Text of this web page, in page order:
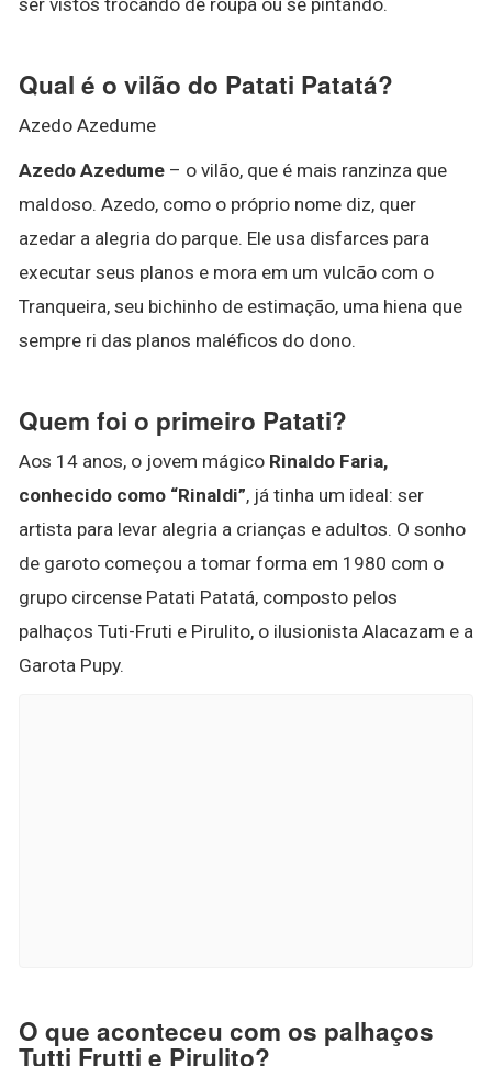
Qual é o vilão do Patati Patatá?
Azedo Azedume
Azedo Azedume – o vilão, que é mais ranzinza que
maldoso. Azedo, como o próprio nome diz, quer
azedar a alegria do parque. Ele usa disfarces para
executar seus planos e mora em um vulcão com o
Tranqueira, seu bichinho de estimação, uma hiena que
sempre ri das planos maléficos do dono.
Quem foi o primeiro Patati?
Aos 14 anos, o jovem mágico Rinaldo Faria,
conhecido como “Rinaldi”, já tinha um ideal: ser
artista para levar alegria a crianças e adultos. O sonho
de garoto começou a tomar forma em 1980 com o
grupo circense Patati Patatá, composto pelos
palhaços Tuti-Fruti e Pirulito, o ilusionista Alacazam e a
Garota Pupy.
O que aconteceu com os palhaços
Tutti Frutti e Pirulito?